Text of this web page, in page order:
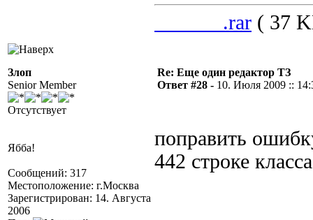
______.rar ( 37
Злоп
Senior Member
Отсутствует
Ябба!
Сообщений: 317
Местоположение: г.Москва
Зарегистрирован: 14. Августа
2006
Re: Еще один редактор ТЗ
Ответ #28 - 10. Июля 2009 ::
поправить
442 строке